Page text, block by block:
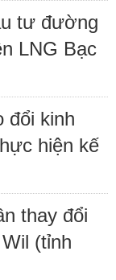
tư đường
LNG Bạc
đổi kinh
hiện kế
thay đổi
(tỉnh